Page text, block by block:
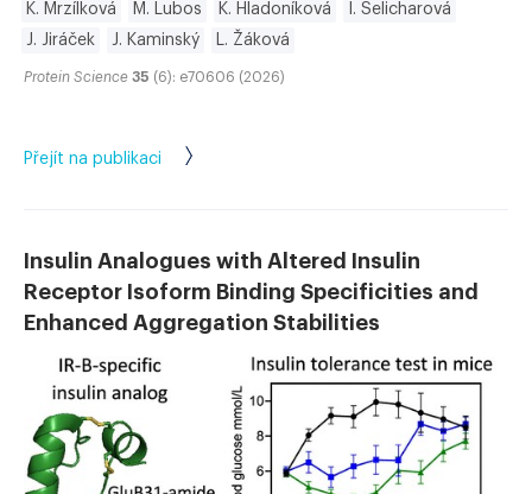
K. Mrzílková M. Lubos K. Hladoníková
I. Selicharová
J. Jiráček
J. Kaminský L. Žáková
Protein Science 35 (6): e70606 (2026)
Přejít na publikaci
Insulin Analogues with Altered Insulin
Receptor Isoform Binding Specificities and
Enhanced Aggregation Stabilities